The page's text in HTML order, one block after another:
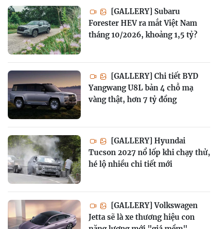
[GALLERY] Subaru
Forester HEV ra mắt Việt Nam
tháng 10/2026, khoảng 1,5 tỷ?
[GALLERY] Chi tiết BYD
Yangwang U8L bản 4 chỗ mạ
vàng thật, hơn 7 tỷ đồng
[GALLERY] Hyundai
Tucson 2027 nổ lốp khi chạy thử,
hé lộ nhiều chi tiết mới
[GALLERY] Volkswagen
Jetta sẽ là xe thương hiệu con